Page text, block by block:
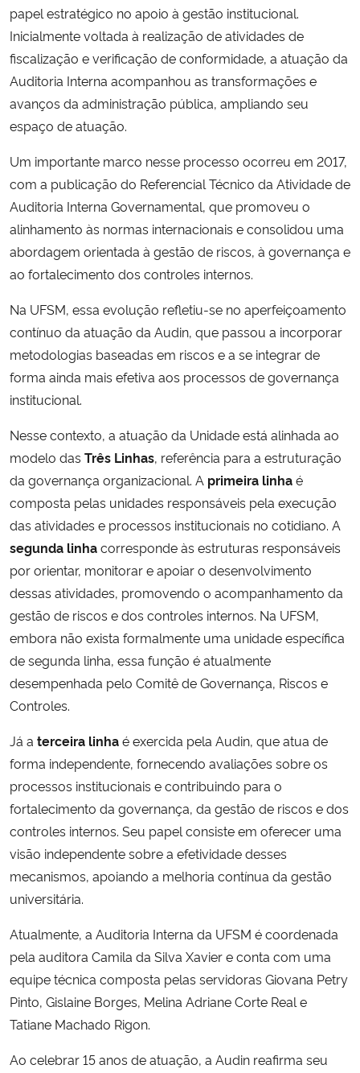
Secretaria de Governo
Gabinete de Segurança Institucional
Advocacia-Geral da União
papel estratégico no apoio à gestão institucional.
Inicialmente voltada à realização de atividades de
fiscalização e verificação de conformidade, a atuação da
Auditoria Interna acompanhou as transformações e
avanços da administração pública, ampliando seu
espaço de atuação.
Um importante marco nesse processo ocorreu em 2017,
com a publicação do Referencial Técnico da Atividade de
Auditoria Interna Governamental, que promoveu o
alinhamento às normas internacionais e consolidou uma
abordagem orientada à gestão de riscos, à governança e
ao fortalecimento dos controles internos.
Na UFSM, essa evolução refletiu-se no aperfeiçoamento
contínuo da atuação da Audin, que passou a incorporar
metodologias baseadas em riscos e a se integrar de
forma ainda mais efetiva aos processos de governança
institucional.
Nesse contexto, a atuação da Unidade está alinhada ao
modelo das Três Linhas, referência para a estruturação
da governança organizacional. A primeira linhaé
composta pelas unidades responsáveis pela execução
das atividades e processos institucionais no cotidiano. A
segunda linhacorresponde às estruturas responsáveis
por orientar, monitorar e apoiar o desenvolvimento
dessas atividades, promovendo o acompanhamento da
gestão de riscos e dos controles internos. Na UFSM,
embora não exista formalmente uma unidade específica
de segunda linha, essa função é atualmente
desempenhada pelo Comitê de Governança, Riscos e
Controles.
Já a terceira linhaé exercida pela Audin, que atua de
forma independente, fornecendo avaliações sobre os
processos institucionais e contribuindo para o
fortalecimento da governança, da gestão de riscos e dos
controles internos. Seu papel consiste em oferecer uma
visão independente sobre a efetividade desses
mecanismos, apoiando a melhoria contínua da gestão
universitária.
Atualmente, a Auditoria Interna da UFSM é coordenada
pela auditora Camila da Silva Xavier e conta com uma
equipe técnica composta pelas servidoras Giovana Petry
Pinto, Gislaine Borges, Melina Adriane Corte Real e
Tatiane Machado Rigon.
Ao celebrar 15 anos de atuação, a Audin reafirma seu